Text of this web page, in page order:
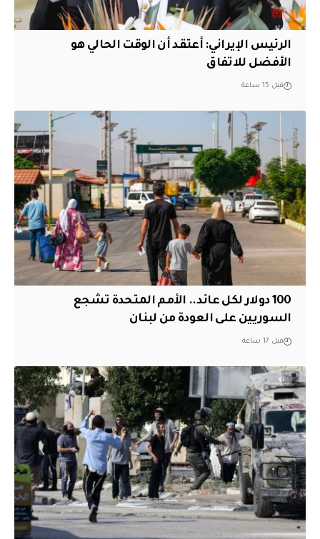
الرئيس الإيراني: أعتقد أن الوقت الحالي هو
الأفضل للاتفاق
قبل 15 ساعة
100 دولار لكل عائد.. الأمم المتحدة تشجع
السوريين على العودة من لبنان
قبل 17 ساعة